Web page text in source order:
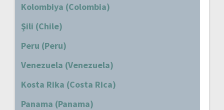
Kolombiya (Colombia)
Şili (Chile)
Peru (Peru)
Venezuela (Venezuela)
Kosta Rika (Costa Rica)
Panama (Panama)